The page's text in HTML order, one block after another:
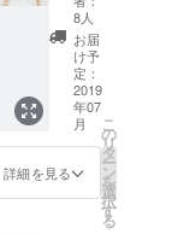
のコ
ミュニ
ティー
スペー
「agora
」で
9月30日
まで、
ループ
招待
【2020
年3月31
日ま
で】 ・
agoraイ
ベント
先行案
要相談
となり
ます。
・ 内容
や日程
など、
ご相談
の連絡
はクラ
ン！】
▼内容
今回の
クラ
ファン
のデザ
インを
した
「合同
会社な
8人
お届
け予
定：
2019
年07
月
詳細を見る
こ
の
リ
タ
ー
ン
を
選
択
す
る